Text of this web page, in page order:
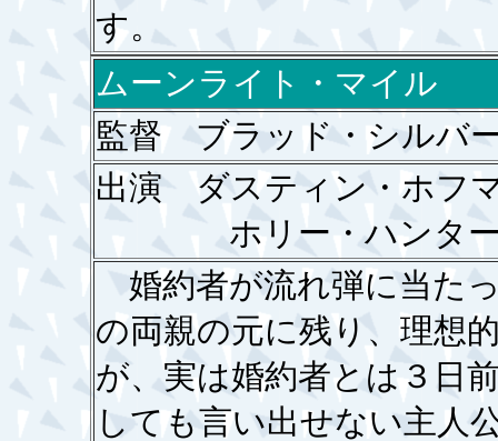
す。
ムーンライト・マイル
監督 ブラッド・シルバ
出演 ダスティン・ホ
ホリー・ハンター
婚約者が流れ弾に当た
の両親の元に残り、理想
が、実は婚約者とは３日
しても言い出せない主人